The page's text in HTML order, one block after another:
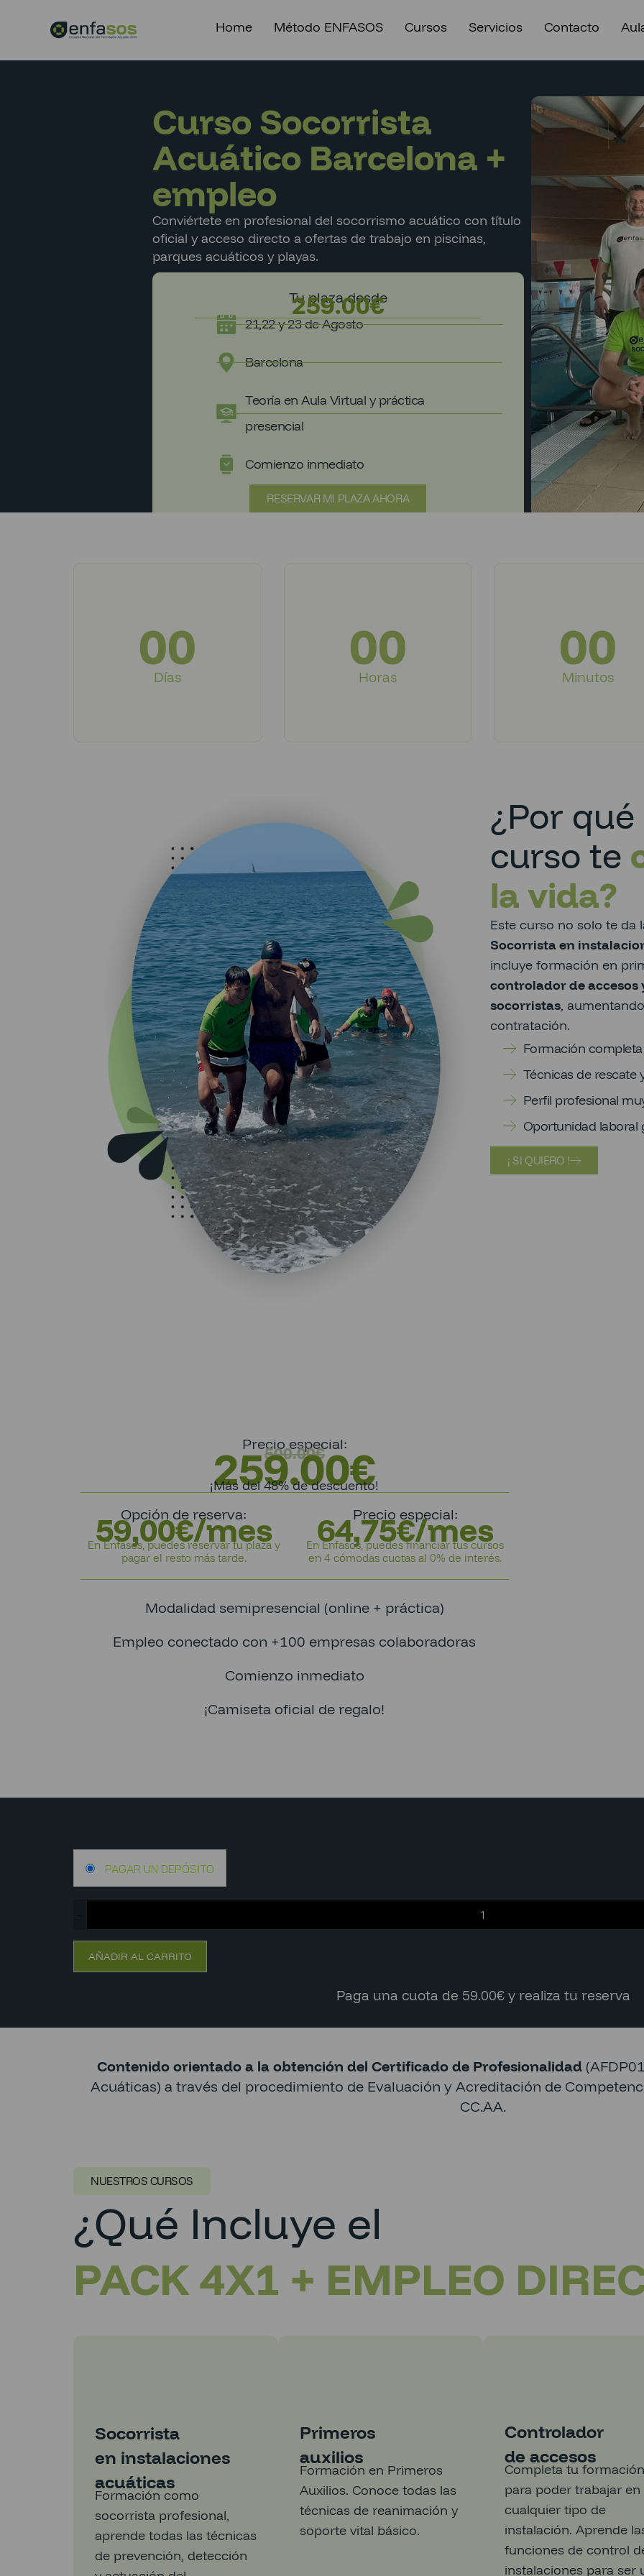
Home Método ENFASOS Cursos Servicios Contacto
Curso Socorrista
Acuático Barcelona +
empleo
Conviértete en profesional del socorrismo acuático con título
oficial y acceso directo a ofertas de trabajo en piscinas,
parques acuáticos y playas.
Tu plaza desde
259.00€
21,22 y 23 de Agosto
Barcelona
Teoría en Aula Virtual y práctica
presencial
Comienzo inmediato
RESERVAR MI PLAZA AHORA
00
Días
00
Horas
00
Minutos
¿Por
curso te
la vida?
Este curso no solo te da
Socorrista en
incluye formación en
controlador de
socorristas,
contratación.
Formación
Técnicas de rescate
Perfil profesional
Oportunidad laboral
¡ SI QUIERO !
Precio especial:
500.00€
259.00€
¡Más del 48% de descuento!
Opción de reserva:
59,00€/mes
En Enfasos, puedes reservar tu plaza y
pagar el resto más tarde.
Precio especial:
64,75€/mes
En Enfasos, puedes financiar tus cursos
en 4 cómodas cuotas al 0% de interés.
Modalidad semipresencial (online + práctica)
Empleo conectado con +100 empresas colaboradoras
Comienzo inmediato
¡Camiseta oficial de regalo!
PAGAR UN DEPÓSITO
-
AÑADIR AL CARRITO
Paga una cuota de 59.00€ y realiza tu reserva
Contenido orientado a la obtención del Certificado de Profesionalidad
Acuáticas) a través del procedimiento de Evaluación y Acreditación de
CC.AA.
NUESTROS CURSOS
¿Qué Incluye el
PACK 4X1 + EMPLEO
Socorrista
en instalaciones
acuáticas
Formación como
socorrista profesional,
aprende todas las técnicas
de prevención, detección
Primeros
auxilios
Formación en Primeros
Auxilios. Conoce todas las
técnicas de reanimación y
soporte vital básico.
Controlador
de accesos
Completa tu formación
para poder trabajar en
cualquier tipo de
instalación. Aprende
funciones de control
instalaciones para ser